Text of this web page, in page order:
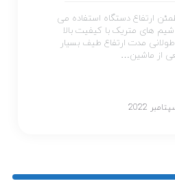
ارتفاع دستگاه استفاده می
های متریک با کیفیت بالا
مدت ارتفاع طیف بسیار
از ماشین…